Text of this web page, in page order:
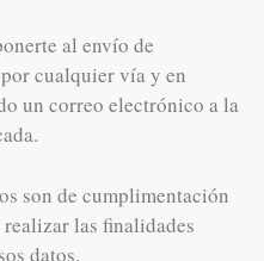
al envío de
cualquier vía y en
un correo electrónico a la
son de cumplimentación
las finalidades
datos.